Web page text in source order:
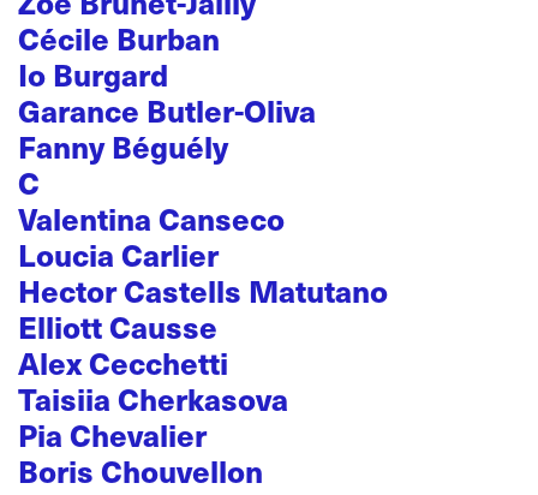
Cécile Burban
Io Burgard
Garance Butler-Oliva
Fanny Béguély
C
Valentina Canseco
Loucia Carlier
Hector Castells Matutano
Elliott Causse
Alex Cecchetti
Taisiia Cherkasova
Pia Chevalier
Boris Chouvellon